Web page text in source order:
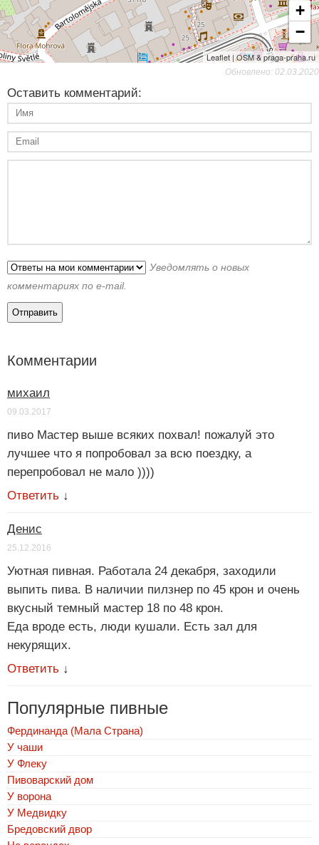
+
−
Leaflet | OSM & praga-praha.ru
Обновлено: 02.03.2020
Оставить комментарий:
Уведомлять о новых
комментариях по e-mail.
Комментарии
михаил
09.03.2017
пиво Мастер выше всяких похвал! пожалуй это
лучшее что я попробовал за всю поездку, а
перепробовал не мало ))))
Ответить ↓
Денис
25.12.2016
Уютная пивная. Работала 24 декабря, заходили
выпить пива. В наличии пилзнер по 45 крон и очень
вкусный темный мастер 18 по 48 крон.
Еда вроде есть, люди кушали. Есть зал для
некурящих.
Ответить ↓
Популярные пивные
Фердинанда (Мала Страна)
У чаши
У Флеку
Пивоварский дом
У ворона
У Медвидку
Бредовский двор